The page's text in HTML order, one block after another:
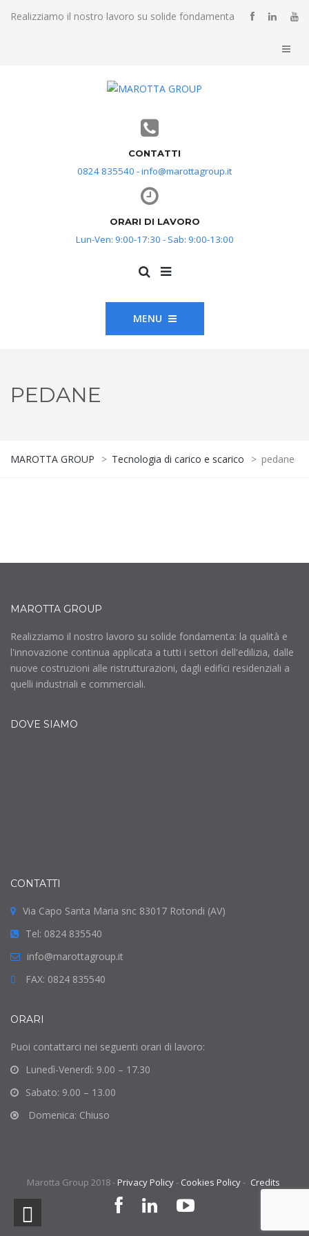
Realizziamo il nostro lavoro su solide fondamenta
CONTATTI
0824 835540 - info@marottagroup.it
ORARI DI LAVORO
Lun-Ven: 9:00-17:30 - Sab: 9:00-13:00
MENU
PEDANE
MAROTTA GROUP > Tecnologia di carico e scarico > pedane
MAROTTA GROUP
Realizziamo il nostro lavoro su solide fondamenta: la qualità e
l'innovazione continua applicata a tutti i settori dell'edilizia, dalle
nuove costruzioni alle ristrutturazioni, dagli edifici residenziali a
quelli industriali e commerciali.
DOVE SIAMO
CONTATTI
Via Capo Santa Maria snc 83017 Rotondi (AV)
Tel: 0824 835540
info@marottagroup.it
FAX: 0824 835540
ORARI
Puoi contattarci nei seguenti orari di lavoro:
Lunedì-Venerdì: 9.00 – 17.30
Sabato: 9.00 – 13.00
Domenica: Chiuso
Marotta Group 2018 -Privacy Policy- Cookies Policy- Credits